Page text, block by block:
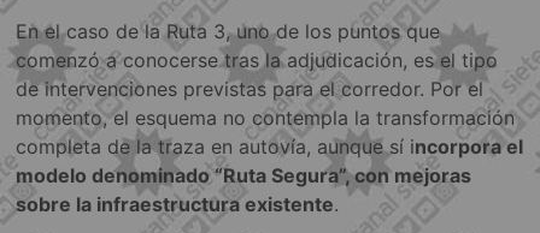
En el caso de la Ruta 3, uno de los puntos que
comenzó a conocerse tras la adjudicación, es el tipo
de intervenciones previstas para el corredor. Por el
momento, el esquema no contempla la transformación
completa de la traza en autovía, aunque sí incorpora el
modelo denominado “Ruta Segura”, con mejoras
sobre la infraestructura existente.